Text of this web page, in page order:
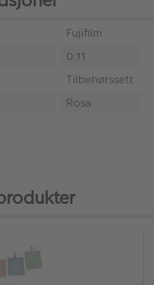
Fujifilm
0.11
Tilbehørssett
Rosa